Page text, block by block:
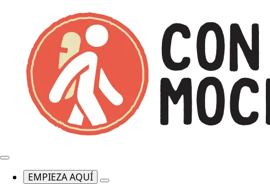
EMPIEZA AQUÍ